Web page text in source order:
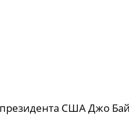
президента США Джо